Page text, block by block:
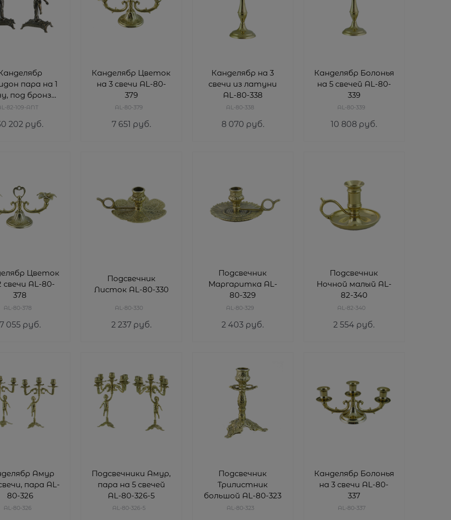
пара на 1
под бронзу
82-109-ANT
82-109-ANT
202 руб.
Канделябр Цветок
на 3 свечи AL-80-
379
AL-80-379
7 651 руб.
Канделябр на 3
свечи из латуни
AL-80-338
AL-80-338
8 070 руб.
Канделябр Болонья
на 5 свечей AL-80-
339
AL-80-339
10 808 руб.
Цветок
свечи AL-80-
378
AL-80-378
055 руб.
Подсвечник
Листок AL-80-330
AL-80-330
2 237 руб.
Подсвечник
Маргаритка AL-
80-329
AL-80-329
2 403 руб.
Подсвечник
Ночной малый AL-
82-340
AL-82-340
2 554 руб.
Амур
пара AL-
80-326
AL-80-326
Подсвечники Амур,
пара на 5 свечей
AL-80-326-5
AL-80-326-5
Подсвечник
Трилистник
большой AL-80-323
AL-80-323
Канделябр Болонья
на 3 свечи AL-80-
337
AL-80-337